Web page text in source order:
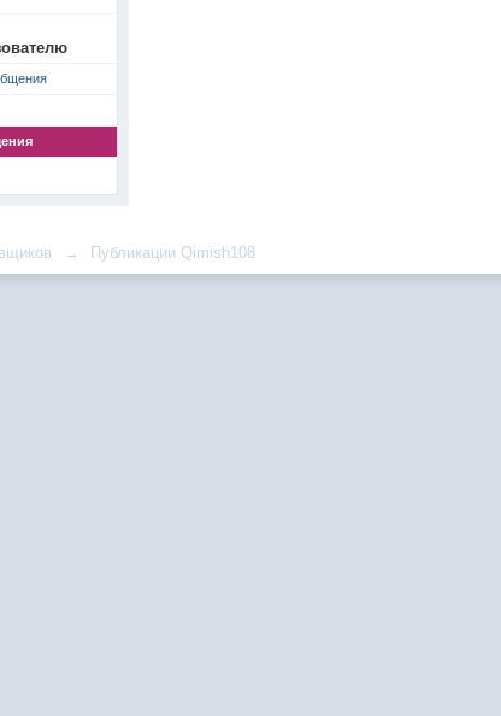
→ Публикации Qimish108